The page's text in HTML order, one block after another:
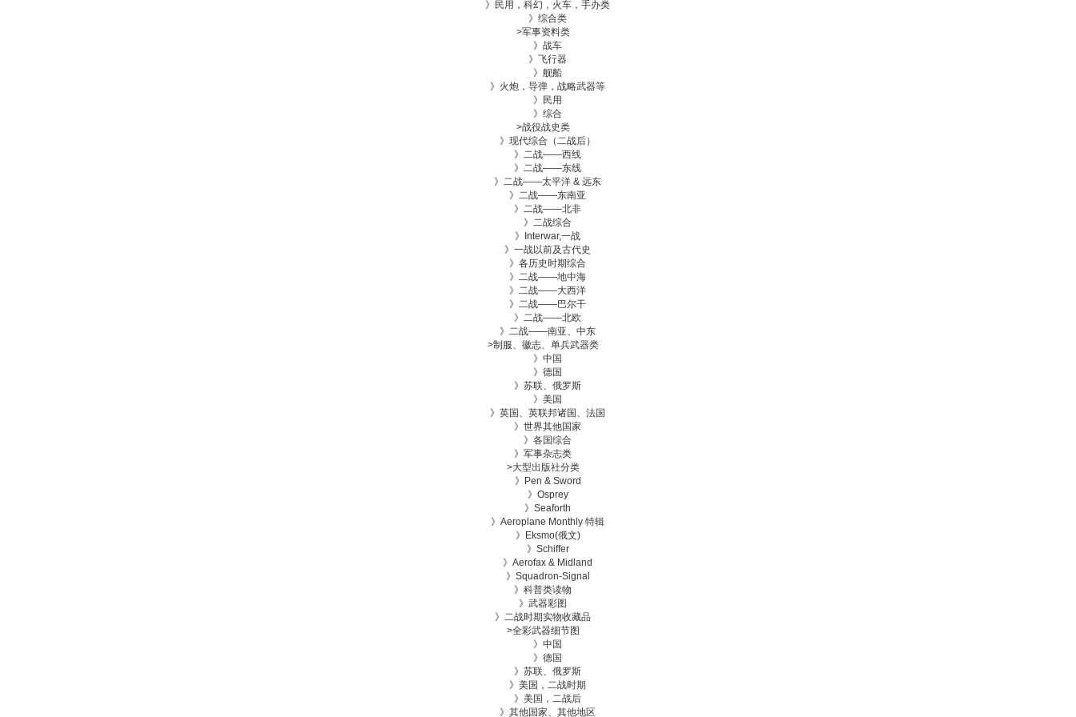
》民用，科幻，火车，手办类
》综合类
>军事资料类
》战车
》飞行器
》舰船
》火炮，导弹，战略武器等
》民用
》综合
>战役战史类
》现代综合（二战后）
》二战——西线
》二战——东线
》二战——太平洋 & 远东
》二战——东南亚
》二战——北非
》二战综合
》Interwar,一战
》一战以前及古代史
》各历史时期综合
》二战——地中海
》二战——大西洋
》二战——巴尔干
》二战——北欧
》二战——南亚、中东
>制服、徽志、单兵武器类
》中国
》德国
》苏联、俄罗斯
》美国
》英国、英联邦诸国、法国
》世界其他国家
》各国综合
》 军事杂志类
>大型出版社分类
》Pen & Sword
》Osprey
》Seaforth
》Aeroplane Monthly 特辑
》Eksmo(俄文)
》Schiffer
》Aerofax & Midland
》Squadron-Signal
》 科普类读物
》 武器彩图
》 二战时期实物收藏品
>全彩武器细节图
》中国
》德国
》苏联、俄罗斯
》美国，二战时期
》美国，二战后
》其他国家、其他地区